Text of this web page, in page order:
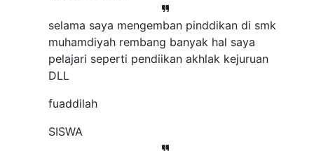
selama saya mengemban pinddikan di smk
muhamdiyah rembang banyak hal saya
pelajari seperti pendiikan akhlak kejuruan
DLL
fuaddilah
SISWA